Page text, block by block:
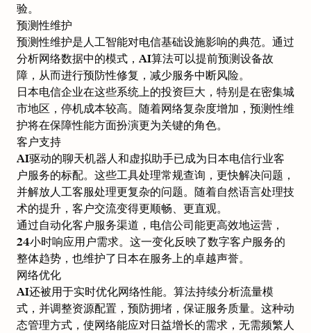
验。
预测性维护
预测性维护是人工智能对电信基础设施影响的典范。通过
分析网络数据中的模式，AI算法可以提前预测设备故
障，从而进行预防性修复，减少服务中断风险。
日本电信企业在这些系统上的投资巨大，特别是在密集城
市地区，停机成本较高。随着网络复杂度增加，预测性维
护将在保障性能方面扮演更为关键的角色。
客户支持
AI驱动的聊天机器人和虚拟助手已成为日本电信行业客
户服务的标配。这些工具处理常规查询，更快解决问题，
并解放人工客服处理更复杂的问题。随着自然语言处理技
术的提升，客户交流变得更顺畅、更直观。
通过自动化客户服务渠道，电信公司能更高效地运营，
24小时响应用户需求。这一变化反映了数字客户服务的
整体趋势，也维护了日本在服务上的卓越声誉。
网络优化
AI还被用于实时优化网络性能。算法持续分析流量模
式，并调整资源配置，预防拥堵，保证服务质量。这种动
态管理方式，使网络能应对日益增长的需求，无需频繁人